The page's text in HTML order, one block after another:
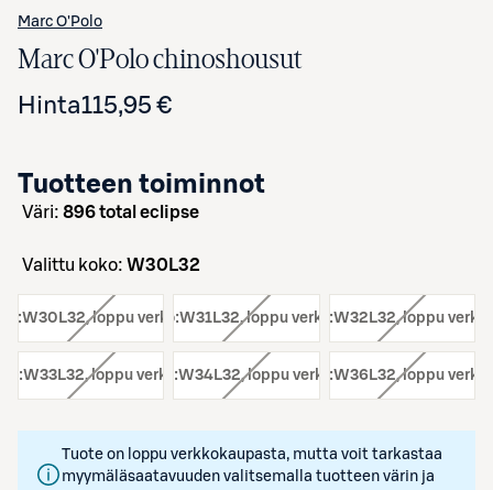
Marc O'Polo
Marc O'Polo chinoshousut
Hinta115,95 €
Tuotteen toiminnot
väri: 896 total eclipse
Valittu koko: W30L32
W30L32, loppu verkosta
koko:W31L32, loppu verkosta
koko:W32L32, loppu
W33L32, loppu verkosta
koko:W34L32, loppu verkosta
koko:W36L32, loppu
Tuote on loppu verkkokaupasta, mutta voit tarkastaa
myymäläsaatavuuden valitsemalla tuotteen värin ja